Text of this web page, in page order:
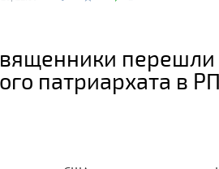
перешли
патриархата в